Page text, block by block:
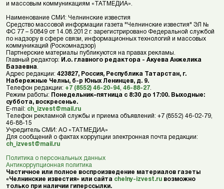
и массовым коммуникациям «ТАТМЕДИА».
Наименование СМИ: Челнинские известия
Средство массовой информации газета "Челнинские известия" ЭЛ №
ФС 77 – 50849 от 14.08.2012 г. зарегистрировано Федеральной службой
по надзору в сфере связи, информационных технологий и массовых
коммуникаций (Роскомнадзор)
Партнерские материалы публикуются на правах рекламы.
Главный редактор: И.о. главного редактора - Акуева Анжелика
Базаевна
Адрес редакции: 423827, Россия, Республика Татарстан, г.
Набережные Челны, б-р Юных Ленинцев, д. 9.
Телефон редакции: +7 (8552) 46-20-94 46-88-27
Режим работы: Понедельник–пятница с 8:30 до 17:00. Выходные:
суббота, воскресенье.
E-mail: ch_izvest@mail.ru
Телефон рекламной службы и приема объявлений: +7 (8552) 46-02-79,
46-88-15
Учредитель СМИ: АО «ТАТМЕДИА»
Для сообщений о фактах коррупции электронная почта редакции:
ch_izvest@mail.ru
Политика о персональных данных
Антикоррупционная политика
Частичное или полное воспроизведение материалов газеты
«Челнинские известия» или сайта chelny-izvest.ru возможно
только при наличии гиперссылки.